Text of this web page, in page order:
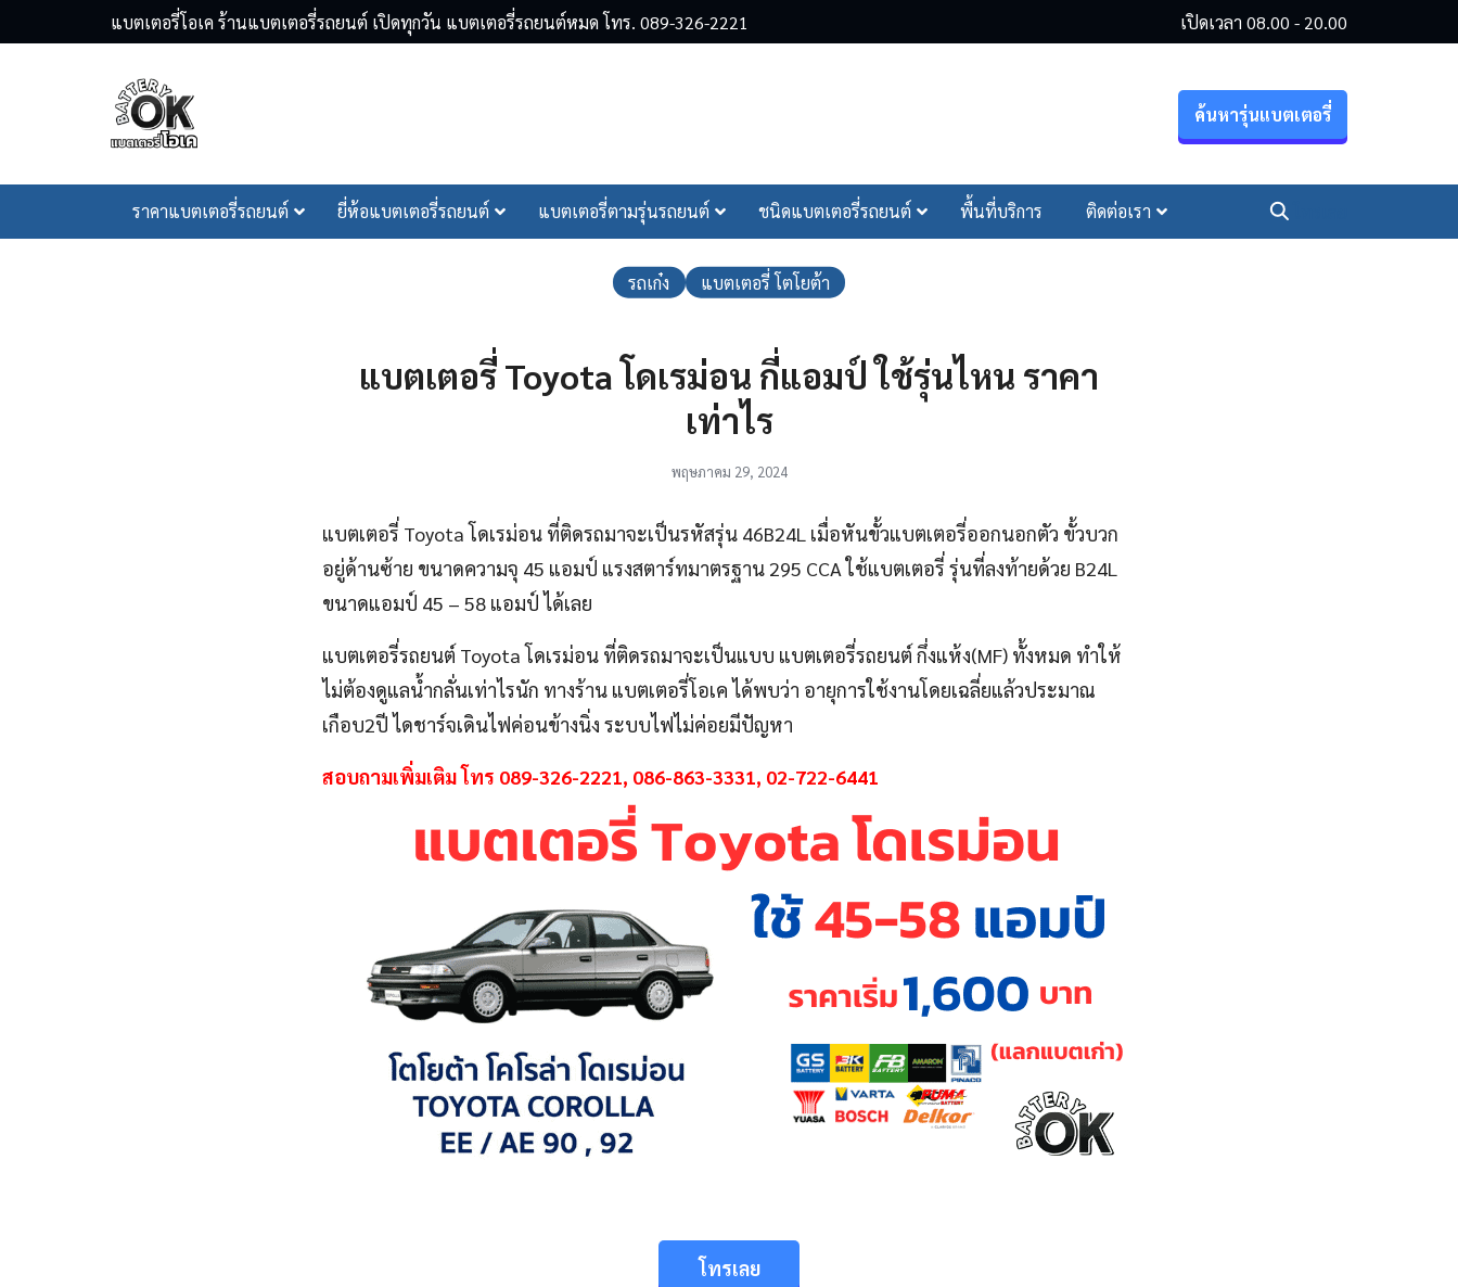
to
แบตเตอรี่โอเค ร้านแบตเตอรี่รถยนต์ เปิดทุกวัน แบตเตอรี่รถยนต์หมด โทร. 089-326-2221 เปิดเวลา 08.00 - 20.00
ค้นหารุ่นแบตเตอรี่
ราคาแบตเตอรี่รถยนต์ ยี่ห้อแบตเตอรี่รถยนต์ แบตเตอรี่ตามรุ่นรถยนต์ ชนิดแบตเตอรี่รถยนต์ พื้นที่บริการ ติดต่อเรา
Search
รถเก๋ง แบตเตอรี่ โตโยต้า
แบตเตอรี่ Toyota โดเรม่อน กี่แอมป์ ใช้รุ่นไหน ราคา
เท่าไร
พฤษภาคม 29, 2024
แบตเตอรี่ Toyota โดเรม่อน ที่ติดรถมาจะเป็นรหัสรุ่น 46B24L เมื่อหันขั้วแบตเตอรี่ออกนอกตัว ขั้วบวก
อยู่ด้านซ้าย ขนาดความจุ 45 แอมป์ แรงสตาร์ทมาตรฐาน 295 CCA ใช้แบตเตอรี่ รุ่นที่ลงท้ายด้วย B24L
ขนาดแอมป์ 45 – 58 แอมป์ ได้เลย
แบตเตอรี่รถยนต์ Toyota โดเรม่อน ที่ติดรถมาจะเป็นแบบ แบตเตอรี่รถยนต์ กึ่งแห้ง(MF) ทั้งหมด ทำให้
ไม่ต้องดูแลน้ำกลั่นเท่าไรนัก ทางร้าน แบตเตอรี่โอเค ได้พบว่า อายุการใช้งานโดยเฉลี่ยแล้วประมาณ
เกือบ2ปี ไดชาร์จเดินไฟค่อนข้างนิ่ง ระบบไฟไม่ค่อยมีปัญหา
สอบถามเพิ่มเติม โทร 089-326-2221, 086-863-3331, 02-722-6441
โทรเลย